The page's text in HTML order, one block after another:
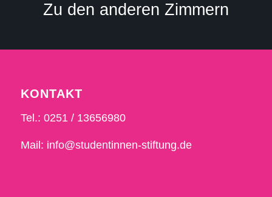
Zu den anderen Zimmern
KONTAKT
Tel.: 0251 / 13656980
Mail: info@studentinnen-stiftung.de